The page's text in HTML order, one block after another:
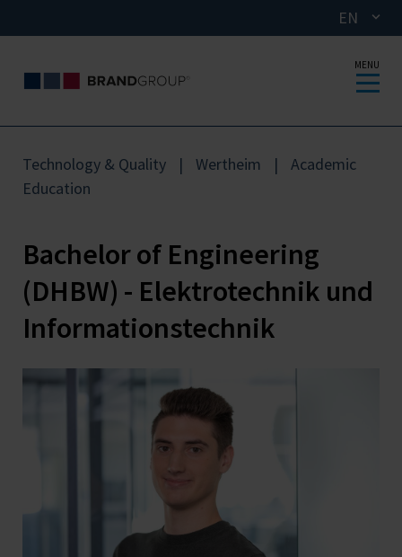
EN
MENU
Technology & Quality Wertheim
Academic
Education
Bachelor of Engineering
(DHBW) - Elektrotechnik und
Informationstechnik